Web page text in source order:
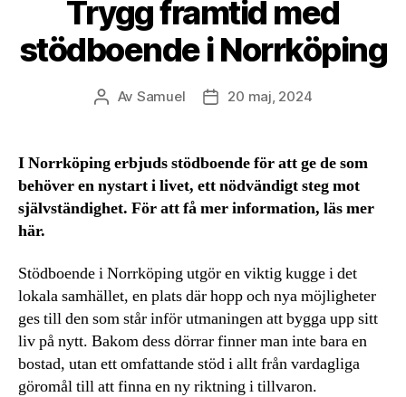
Trygg framtid med
stödboende i Norrköping
Inläggsförfattare
Av Samuel Inläggsdatum
20 maj, 2024
I Norrköping erbjuds stödboende för att ge de som
behöver en nystart i livet, ett nödvändigt steg mot
självständighet. För att få mer information, läs mer
här.
Stödboende i Norrköping utgör en viktig kugge i det
lokala samhället, en plats där hopp och nya möjligheter
ges till den som står inför utmaningen att bygga upp sitt
liv på nytt. Bakom dess dörrar finner man inte bara en
bostad, utan ett omfattande stöd i allt från vardagliga
göromål till att finna en ny riktning i tillvaron.